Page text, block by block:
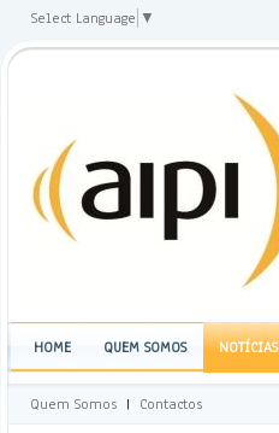
Select Language ▼
HOME QUEM SOMOS NOTÍCIAS
Quem Somos | Contactos